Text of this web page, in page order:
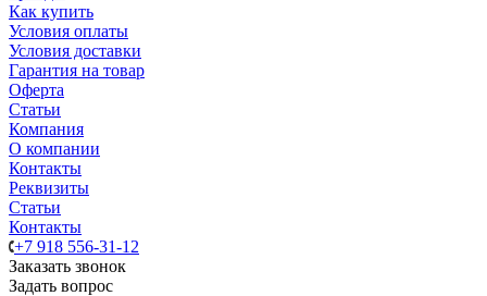
Как купить
Условия оплаты
Условия доставки
Гарантия на товар
Оферта
Статьи
Компания
О компании
Контакты
Реквизиты
Статьи
Контакты
+7 918 556-31-12
Заказать звонок
Задать вопрос